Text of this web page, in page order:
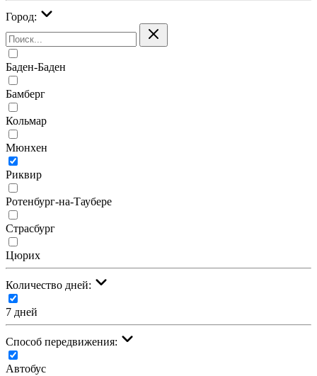
Город:
Баден-Баден
Бамберг
Кольмар
Мюнхен
Риквир
Ротенбург-на-Таубере
Страсбург
Цюрих
Количество дней:
7 дней
Cпособ передвижения:
Автобус